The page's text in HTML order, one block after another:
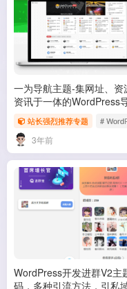
一为导航主题-集网址、资
资讯于一体的WordPress
主题站长强烈推荐专题 #
3年前
WordPress开发进群V2主
码，多种引流方法，引私